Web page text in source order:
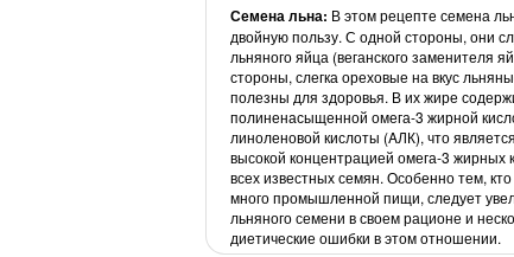
Семена льна: В этом рецепте семена
двойную пользу. С одной стороны, они
льняного яйца (веганского заменителя
стороны, слегка ореховые на вкус
полезны для здоровья. В их жире
полиненасыщенной омега-3 жирной
линоленовой кислоты (AЛК), что
высокой концентрацией омега-3 жирных
всех известных семян. Особенно тем,
много промышленной пищи, следует
льняного семени в своем рационе и
диетические ошибки в этом отношении.